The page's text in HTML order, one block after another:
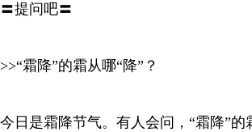
〓提问吧〓
>>“霜降”的霜从哪“降”？
今日是霜降节气。有人会问，“霜降”